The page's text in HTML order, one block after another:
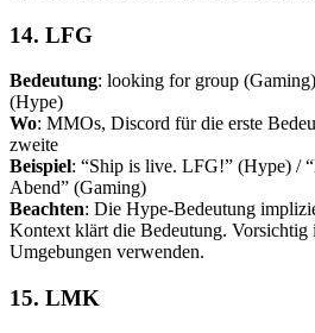
14. LFG
Bedeutung: looking for group
(Hype)
Wo: MMOs, Discord für die erste
zweite
Beispiel: “Ship is live. LFG!” (Hype) /
Abend” (Gaming)
Beachten: Die Hype-Bedeutung
Kontext klärt die Bedeutung. Vorsichtig
Umgebungen verwenden.
15. LMK